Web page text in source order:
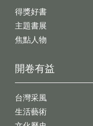
開卷有益
台灣采風
生活藝術
得獎好書
主題書展
焦點人物